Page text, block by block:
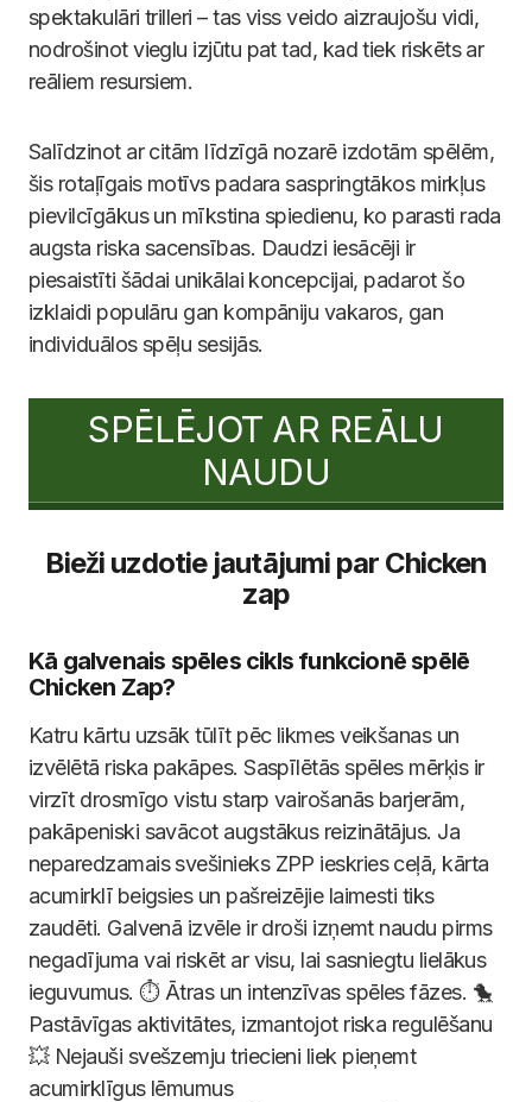
spektakulāri trilleri – tas viss veido aizraujošu vidi,
nodrošinot vieglu izjūtu pat tad, kad tiek riskēts ar
reāliem resursiem.
Salīdzinot ar citām līdzīgā nozarē izdotām spēlēm,
šis rotaļīgais motīvs padara saspringtākos mirkļus
pievilcīgākus un mīkstina spiedienu, ko parasti rada
augsta riska sacensības. Daudzi iesācēji ir
piesaistīti šādai unikālai koncepcijai, padarot šo
izklaidi populāru gan kompāniju vakaros, gan
individuālos spēļu sesijās.
SPĒLĒJOT AR REĀLU
NAUDU
Bieži uzdotie jautājumi par Chicken
zap
Kā galvenais spēles cikls funkcionē spēlē
Chicken Zap?
Katru kārtu uzsāk tūlīt pēc likmes veikšanas un
izvēlētā riska pakāpes. Saspīlētās spēles mērķis ir
virzīt drosmīgo vistu starp vairošanās barjerām,
pakāpeniski savācot augstākus reizinātājus. Ja
neparedzamais svešinieks ZPP ieskries ceļā, kārta
acumirklī beigsies un pašreizējie laimesti tiks
zaudēti. Galvenā izvēle ir droši izņemt naudu pirms
negadījuma vai riskēt ar visu, lai sasniegtu lielākus
ieguvumus. ⏱️ Ātras un intenzīvas spēles fāzes. 🐤
Pastāvīgas aktivitātes, izmantojot riska regulēšanu
💥 Nejauši svešzemju triecieni liek pieņemt
acumirklīgus lēmumus